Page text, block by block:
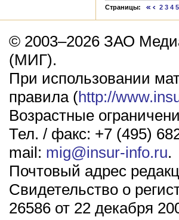
Страницы: 2 3 4 5
© 2003–2026 ЗАО
(МИГ).
При использовании
правила (http://
Возрастные
Тел. / факс: +7 (495)
mail: mig@insur-info.ru.
Почтовый адрес
Свидетельство о
26586 от 22 декабря